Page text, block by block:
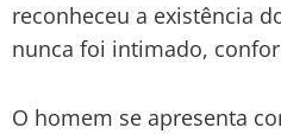
reconheceu a existência
nunca foi intimado,
O homem se apresenta